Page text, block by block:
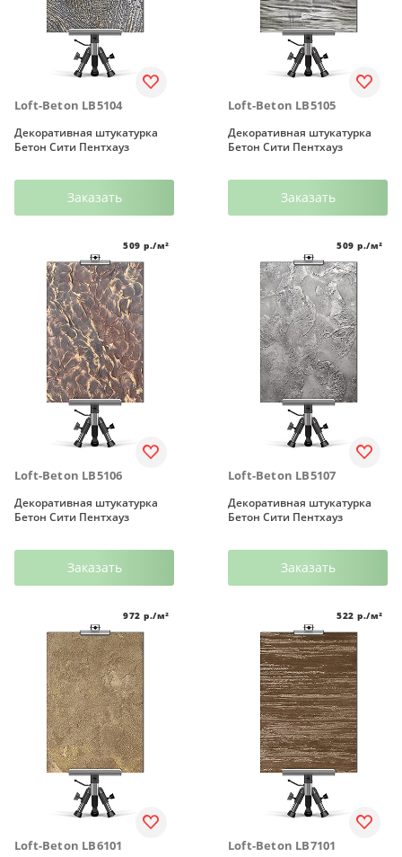
Loft-Beton LB5104
Декоративная штукатурка
Бетон Сити Пентхауз
Заказать
Loft-Beton LB5105
Декоративная штукатурка
Бетон Сити Пентхауз
Заказать
Loft-Beton LB5106
Декоративная штукатурка
Бетон Сити Пентхауз
509 р./м²
Заказать
Loft-Beton LB5107
Декоративная штукатурка
Бетон Сити Пентхауз
509 р./м²
Заказать
Loft-Beton LB6101
972 р./м²
Loft-Beton LB7101
522 р./м²